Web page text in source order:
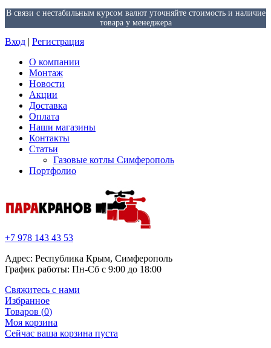
В связи с нестабильным курсом валют уточняйте стоимость и наличие
товара у менеджера
Вход | Регистрация
О компании
Монтаж
Новости
Акции
Доставка
Оплата
Наши магазины
Контакты
Статьи
Газовые котлы Симферополь
Портфолио
+7 978 143 43 53
Адрес: Республика Крым, Симферополь
График работы: Пн-Сб с 9:00 до 18:00
Свяжитесь с нами
Избранное
Товаров (0)
Моя корзина
Сейчас ваша корзина пуста